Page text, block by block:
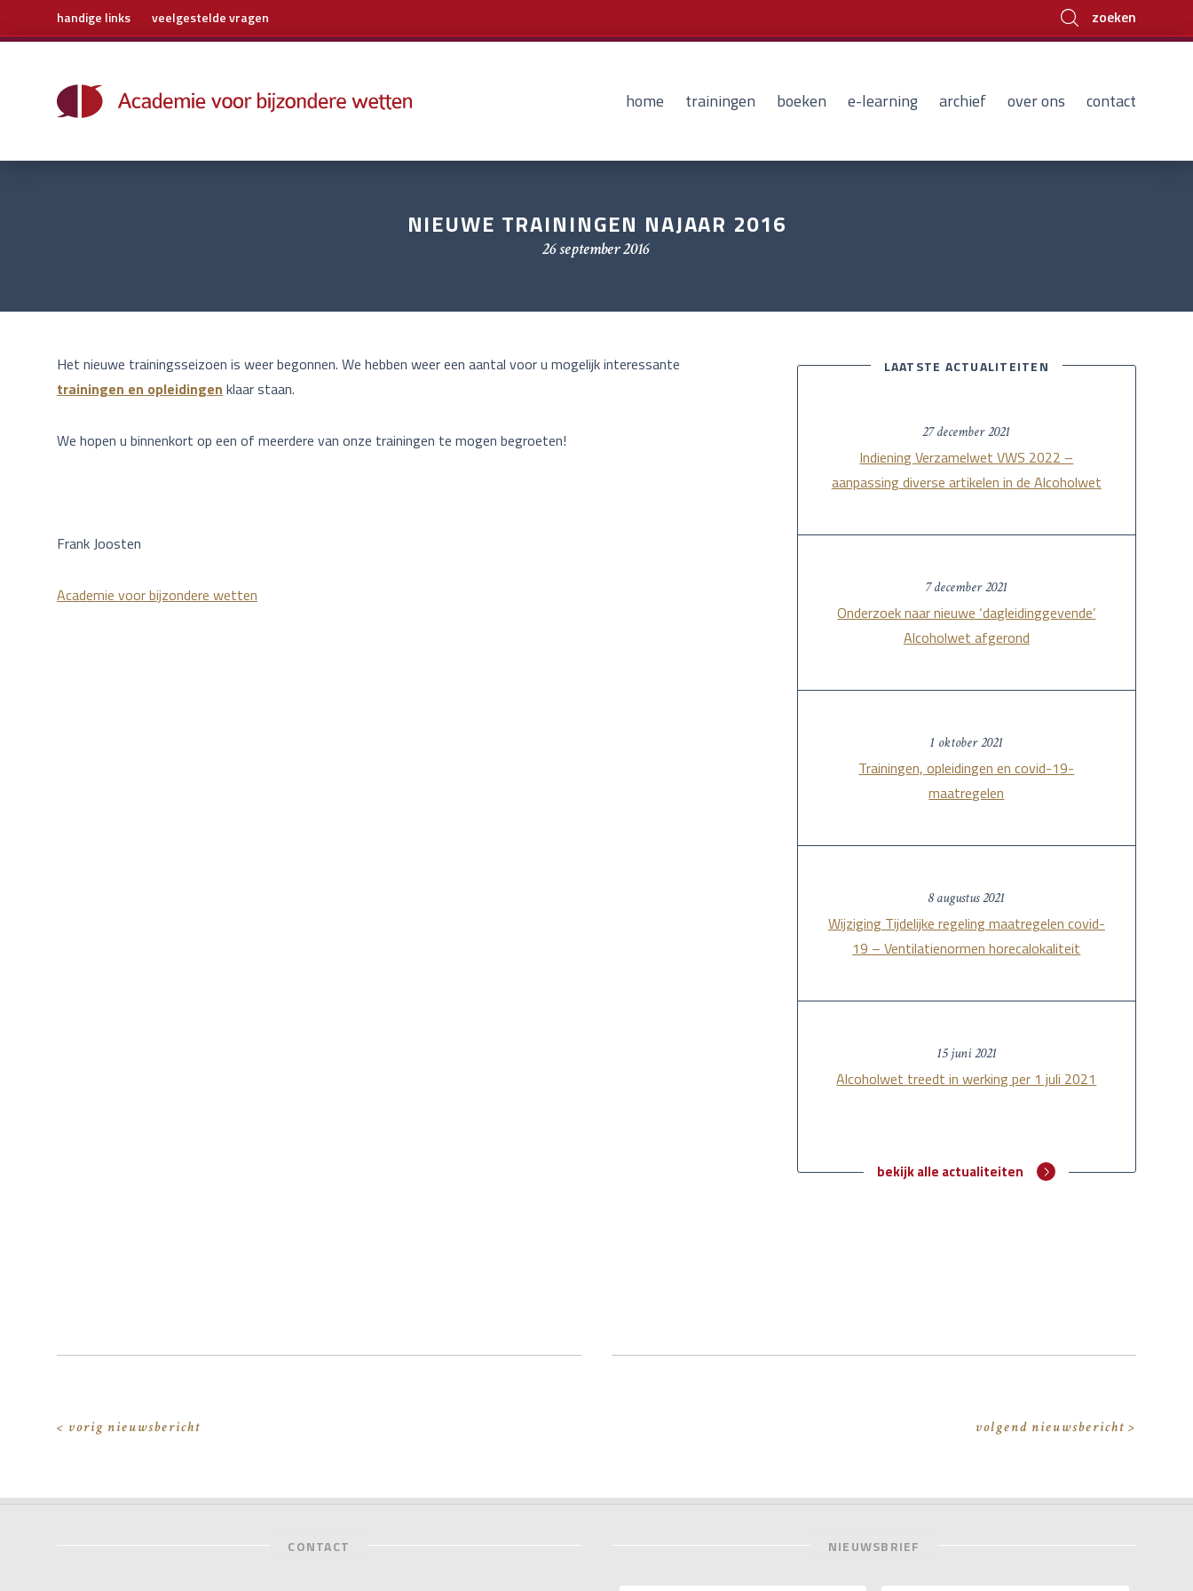
handige links veelgestelde vragen zoeken
Home
Trainingen
home trainingen boeken e-learning archief over ons contact
NIEUWE TRAININGEN NAJAAR 2016
26 september 2016
Het nieuwe trainingsseizoen is weer begonnen. We hebben weer een aantal voor u mogelijk interessante
trainingen en opleidingen klaar staan.
We hopen u binnenkort op een of meerdere van onze trainingen te mogen begroeten!
Frank Joosten
Academie voor bijzondere wetten
LAATSTE ACTUALITEITEN
Indiening Verzamelwet VWS 2022 –
aanpassing diverse artikelen in de Alcoholwet
27 december 2021
Onderzoek naar nieuwe ‘dagleidinggevende’
Alcoholwet afgerond
7 december 2021
Trainingen, opleidingen en covid-19-
maatregelen
1 oktober 2021
Wijziging Tijdelijke regeling maatregelen covid-
19 – Ventilatienormen horecalokaliteit
8 augustus 2021
Alcoholwet treedt in werking per 1 juli 2021
15 juni 2021
bekijk alle actualiteiten
< vorig nieuwsbericht volgend nieuwsbericht >
CONTACT NIEUWSBRIEF